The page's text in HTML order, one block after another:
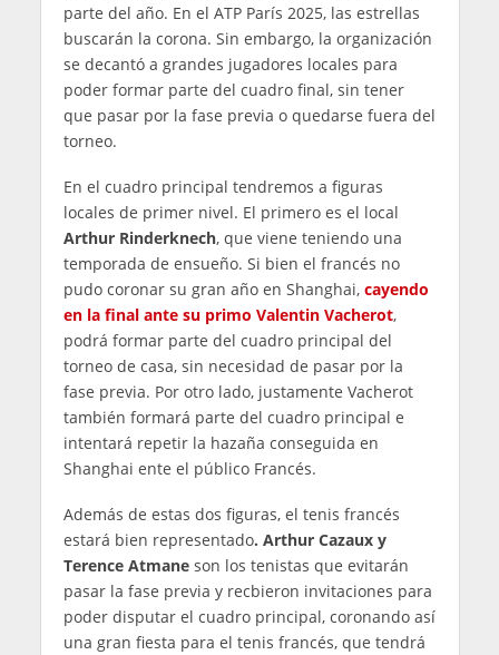
parte del año. En el ATP París 2025, las estrellas
buscarán la corona. Sin embargo, la organización
se decantó a grandes jugadores locales para
poder formar parte del cuadro final, sin tener
que pasar por la fase previa o quedarse fuera del
torneo.
En el cuadro principal tendremos a figuras
locales de primer nivel. El primero es el local
Arthur Rinderknech, que viene teniendo una
temporada de ensueño. Si bien el francés no
pudo coronar su gran año en Shanghai, cayendo
en la final ante su primo Valentin Vacherot,
podrá formar parte del cuadro principal del
torneo de casa, sin necesidad de pasar por la
fase previa. Por otro lado, justamente Vacherot
también formará parte del cuadro principal e
intentará repetir la hazaña conseguida en
Shanghai ente el público Francés.
Además de estas dos figuras, el tenis francés
estará bien representado. Arthur Cazaux y
Terence Atmaneson los tenistas que evitarán
pasar la fase previa y recbieron invitaciones para
poder disputar el cuadro principal, coronando así
una gran fiesta para el tenis francés, que tendrá